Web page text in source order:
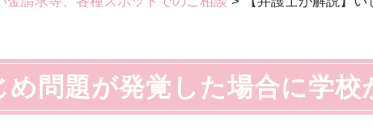
め問題が発覚した場合に学